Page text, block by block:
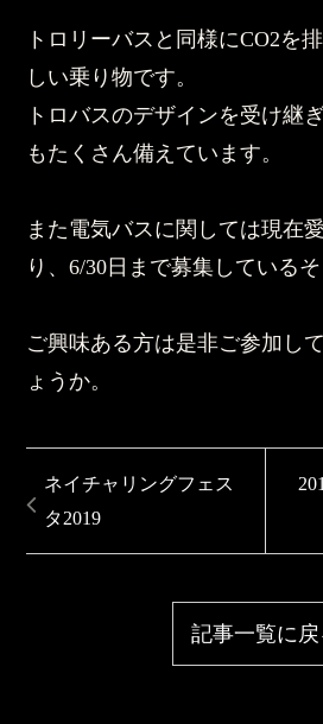
トロリーバスと同様にCO2を
しい乗り物です。
トロバスのデザインを受け継
もたくさん備えています。
また電気バスに関しては現在
り、6/30日まで募集しているそ
ご興味ある方は是非ご参加し
ょうか。
ネイチャリングフェス
タ2019
記事一覧に戻